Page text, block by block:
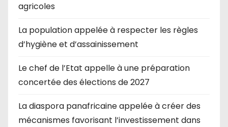
agricoles
La population appelée à respecter les règles
d’hygiène et d’assainissement
Le chef de l’Etat appelle à une préparation
concertée des élections de 2027
La diaspora panafricaine appelée à créer des
mécanismes favorisant l’investissement dans